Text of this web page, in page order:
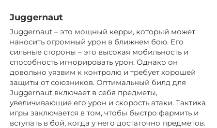
Juggernaut
Juggernaut – это мощный керри, который может
наносить огромный урон в ближнем бою. Его
сильные стороны – это высокая мобильность и
способность игнорировать урон. Однако он
довольно уязвим к контролю и требует хорошей
защиты от союзников. Оптимальный билд для
Juggernaut включает в себя предметы,
увеличивающие его урон и скорость атаки. Тактика
игры заключается в том, чтобы быстро фармить и
вступать в бой, когда у него достаточно предметов.